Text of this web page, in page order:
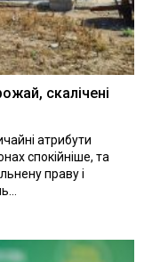
скалічені
атрибути
спокійніше, та
праву і